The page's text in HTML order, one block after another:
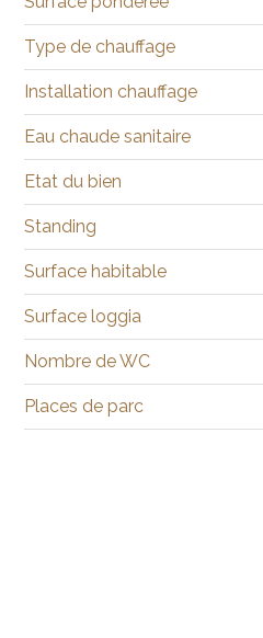
Type de chauffage
Installation chauffage
Eau chaude sanitaire
Etat du bien
Standing
Surface habitable
Surface loggia
Nombre de WC
Places de parc